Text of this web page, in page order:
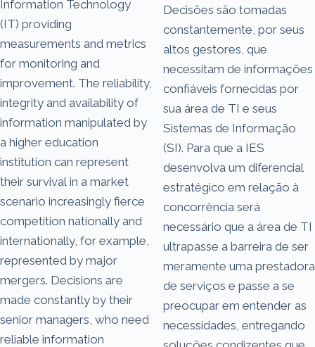
Information Technology
(IT) providing
measurements and metrics
for monitoring and
improvement. The reliability,
integrity and availability of
information manipulated by
a higher education
institution can represent
their survival in a market
scenario increasingly fierce
competition nationally and
internationally, for example,
represented by major
mergers. Decisions are
made constantly by their
senior managers, who need
reliable information
Decisões são tomadas
constantemente, por seus
altos gestores, que
necessitam de informações
confiáveis fornecidas por
sua área de TI e seus
Sistemas de Informação
(SI). Para que a IES
desenvolva um diferencial
estratégico em relação à
concorrência será
necessário que a área de TI
ultrapasse a barreira de ser
meramente uma prestadora
de serviços e passe a se
preocupar em entender as
necessidades, entregando